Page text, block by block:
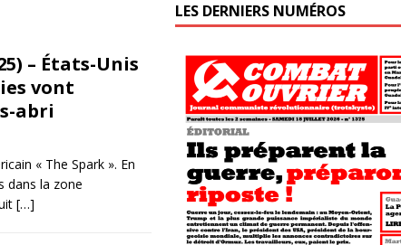
– États-Unis
vont
abri
« The Spark ». En
dans la zone
[…]
LES DERNIERS NUMÉROS